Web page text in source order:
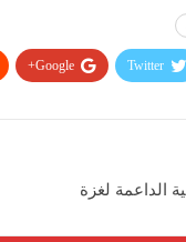
Twitter
Google+
الداعمة لغزة